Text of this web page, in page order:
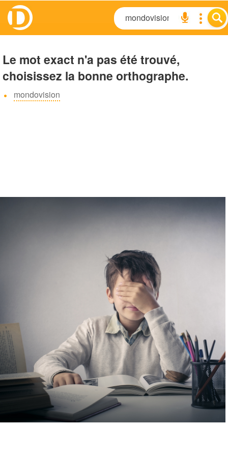
Le mot exact n'a pas été trouvé,
choisissez la bonne orthographe.
mondovision